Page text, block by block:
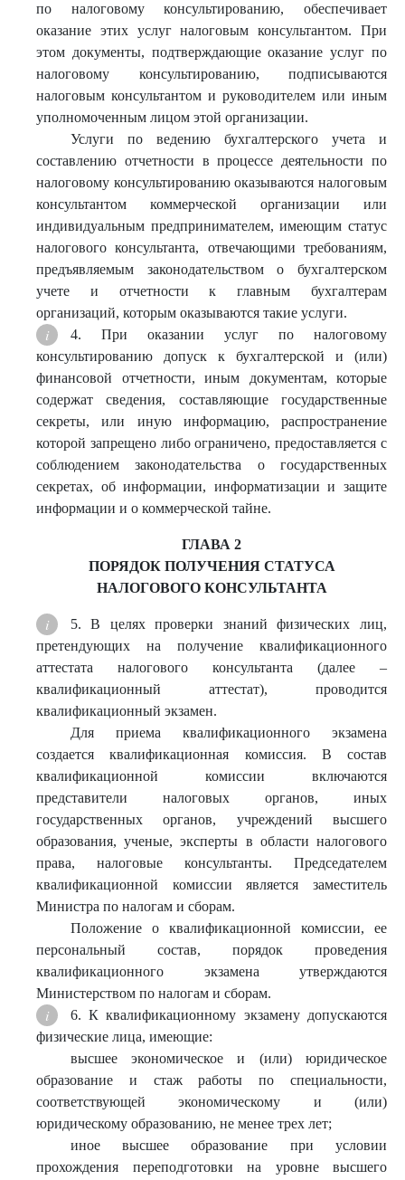
по налоговому консультированию, обеспечивает
оказание этих услуг налоговым консультантом. При
этом документы, подтверждающие оказание услуг по
налоговому консультированию, подписываются
налоговым консультантом и руководителем или иным
уполномоченным лицом этой организации.
Услуги по ведению бухгалтерского учета и
составлению отчетности в процессе деятельности по
налоговому консультированию оказываются налоговым
консультантом коммерческой организации или
индивидуальным предпринимателем, имеющим статус
налогового консультанта, отвечающими требованиям,
предъявляемым законодательством о бухгалтерском
учете и отчетности к главным бухгалтерам
организаций, которым оказываются такие услуги.
4. При оказании услуг по налоговому
консультированию допуск к бухгалтерской и (или)
финансовой отчетности, иным документам, которые
содержат сведения, составляющие государственные
секреты, или иную информацию, распространение
которой запрещено либо ограничено, предоставляется с
соблюдением законодательства о государственных
секретах, об информации, информатизации и защите
информации и о коммерческой тайне.
ГЛАВА 2
ПОРЯДОК ПОЛУЧЕНИЯ СТАТУСА
НАЛОГОВОГО КОНСУЛЬТАНТА
5. В целях проверки знаний физических лиц,
претендующих на получение квалификационного
аттестата налогового консультанта (далее –
квалификационный аттестат), проводится
квалификационный экзамен.
Для приема квалификационного экзамена
создается квалификационная комиссия. В состав
квалификационной комиссии включаются
представители налоговых органов, иных
государственных органов, учреждений высшего
образования, ученые, эксперты в области налогового
права, налоговые консультанты. Председателем
квалификационной комиссии является заместитель
Министра по налогам и сборам.
Положение о квалификационной комиссии, ее
персональный состав, порядок проведения
квалификационного экзамена утверждаются
Министерством по налогам и сборам.
6. К квалификационному экзамену допускаются
физические лица, имеющие:
высшее экономическое и (или) юридическое
образование и стаж работы по специальности,
соответствующей экономическому и (или)
юридическому образованию, не менее трех лет;
иное высшее образование при условии
прохождения переподготовки на уровне высшего